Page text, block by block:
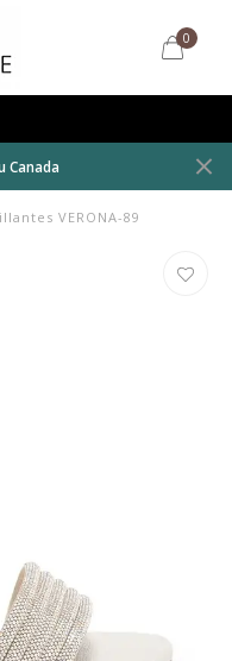
0
Canada
VERONA-89